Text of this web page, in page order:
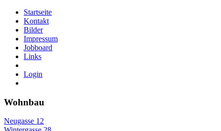
Startseite
Kontakt
Bilder
Impressum
Jobboard
Links
Login
Wohnbau
Neugasse 12